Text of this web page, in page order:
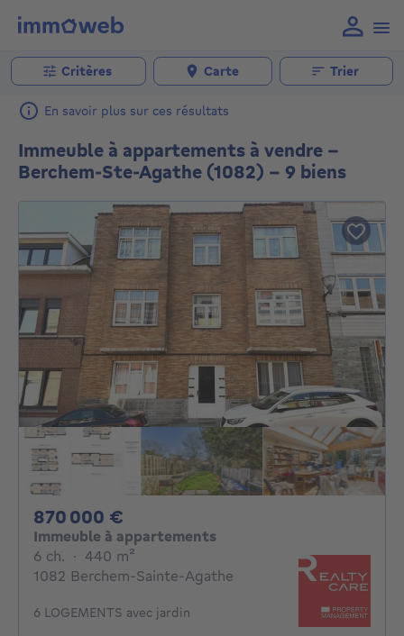
Critères Carte Trier
En savoir plus sur ces résultats
Immeuble à appartements à vendre -
Berchem-Ste-Agathe (1082) - 9 biens
870 000 €
Immeuble à appartements
6 ch. 6 chambres
· 440 m²
1082 Berchem-Sainte-Agathe
6 LOGEMENTS avec jardin